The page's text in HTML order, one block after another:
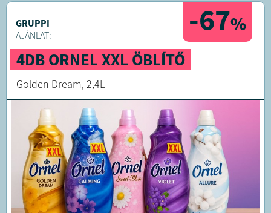
-67%
GRUPPI
AJÁNLAT:
4DB ORNEL XXL ÖBLÍTŐ
Golden Dream, 2,4L